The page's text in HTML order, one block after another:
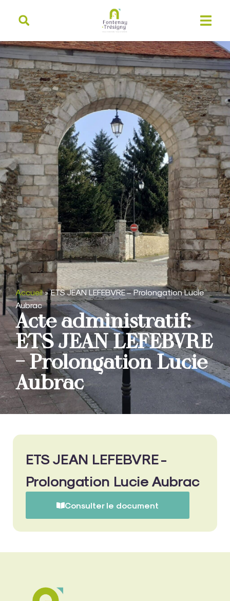
principal
Accueil»ETS JEAN LEFEBVRE – Prolongation Lucie
Aubrac
Acte administratif:
ETS JEAN LEFEBVRE
– Prolongation Lucie
Aubrac
ETS JEAN LEFEBVRE -
Prolongation Lucie Aubrac
Consulter le document